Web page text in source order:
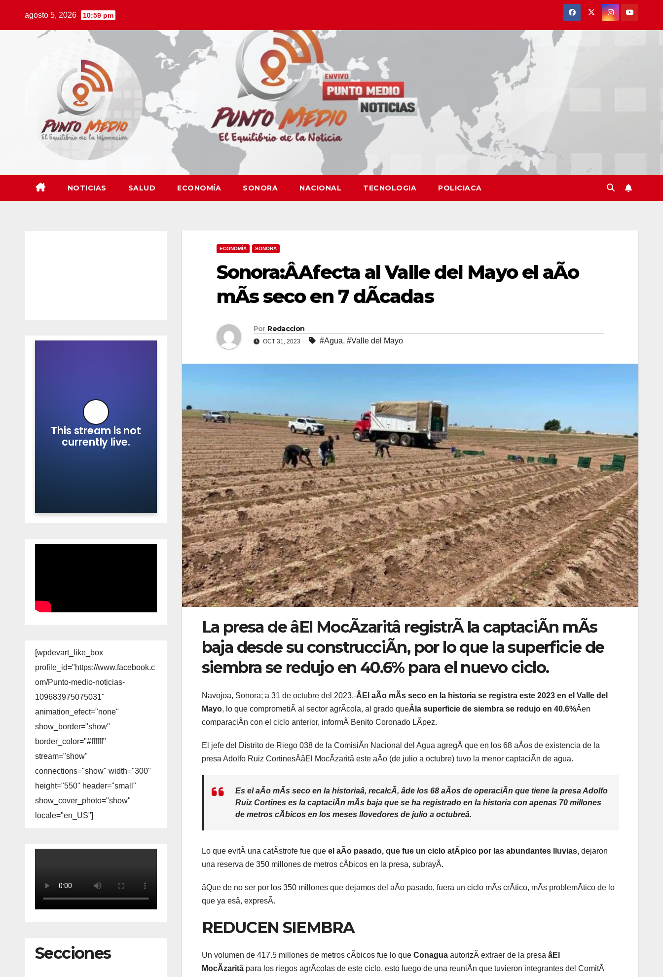
agosto 5, 2026 10:59 pm
NOTICIAS SALUD ECONOMÍA SONORA NACIONAL TECNOLOGIA POLICIACA
[wpdevart_like_box
profile_id="https://www.facebook.c
om/Punto-medio-noticias-
109683975075031"
animation_efect="none"
show_border="show"
border_color="#ffffff"
stream="show"
connections="show" width="300"
height="550" header="small"
show_cover_photo="show"
locale="en_US"]
Secciones
ECONOMÍA SONORA
Sonora:ÂAfecta al Valle del Mayo el aÃo
mÃs seco en 7 dÃcadas
Por Redaccion
OCT 31, 2023 #Agua, #Valle del Mayo
La presa de âEl MocÃzaritâ registrÃ la captaciÃn mÃs
baja desde su construcciÃn, por lo que la superficie de
siembra se redujo en 40.6% para el nuevo ciclo.
Navojoa, Sonora; a 31 de octubre del 2023.-ÂEl aÃo mÃs seco en la historia se registra este 2023 en el Valle del
Mayo, lo que comprometiÃ al sector agrÃcola, al grado queÂla superficie de siembra se redujo en 40.6%Âen
comparaciÃn con el ciclo anterior, informÃ Benito Coronado LÃpez.
El jefe del Distrito de Riego 038 de la ComisiÃn Nacional del Agua agregÃ que en los 68 aÃos de existencia de la
presa Adolfo Ruiz CortinesÂâEl MocÃzaritâ este aÃo (de julio a octubre) tuvo la menor captaciÃn de agua.
Es el aÃo mÃs seco en la historiaâ, recalcÃ, âde los 68 aÃos de operaciÃn que tiene la presa Adolfo
Ruiz Cortines es la captaciÃn mÃs baja que se ha registrado en la historia con apenas 70 millones
de metros cÃbicos en los meses llovedores de julio a octubreâ.
Lo que evitÃ una catÃstrofe fue que el aÃo pasado, que fue un ciclo atÃpico por las abundantes lluvias,dejaron
una reserva de 350 millones de metros cÃbicos en la presa, subrayÃ.
âQue de no ser por los 350 millones que dejamos del aÃo pasado, fuera un ciclo mÃs crÃtico, mÃs problemÃtico de lo
que ya esâ, expresÃ.
REDUCEN SIEMBRA
Un volumen de 417.5 millones de metros cÃbicos fue lo que ConaguaautorizÃ extraer de la presa âEl
MocÃzaritâpara los riegos agrÃcolas de este ciclo, esto luego de una reuniÃn que tuvieron integrantes del ComitÃ